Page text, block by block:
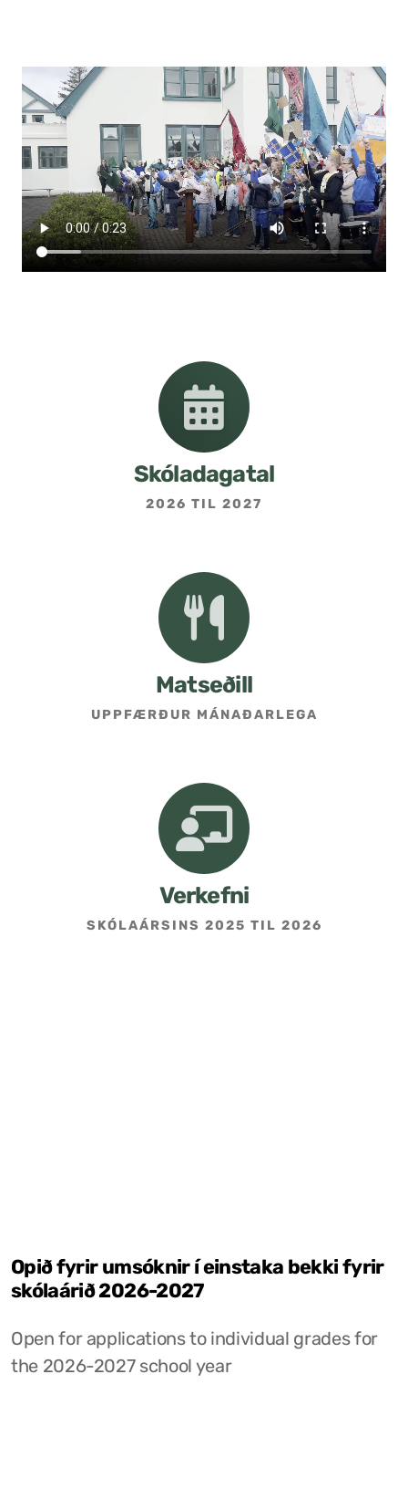
Skóladagatal
2026 TIL 2027
Matseðill
UPPFÆRÐUR MÁNAÐARLEGA
Verkefni
SKÓLAÁRSINS 2025 TIL 2026
Opið fyrir umsóknir í einstaka bekki fyrir
skólaárið 2026-2027
Open for applications to individual grades for
the 2026-2027 school year
Stundaskrár
Valgreinar
Umsókn um val utanskóla
Foreldrafélag
Samstarf heimilis og skóla
Áætlanir og stefnur